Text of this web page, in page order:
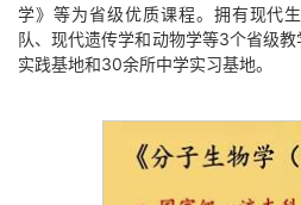
学》等为省级优质课程。拥有现代
队、现代遗传学和动物学等3个省级
实践基地和30余所中学实习基地。